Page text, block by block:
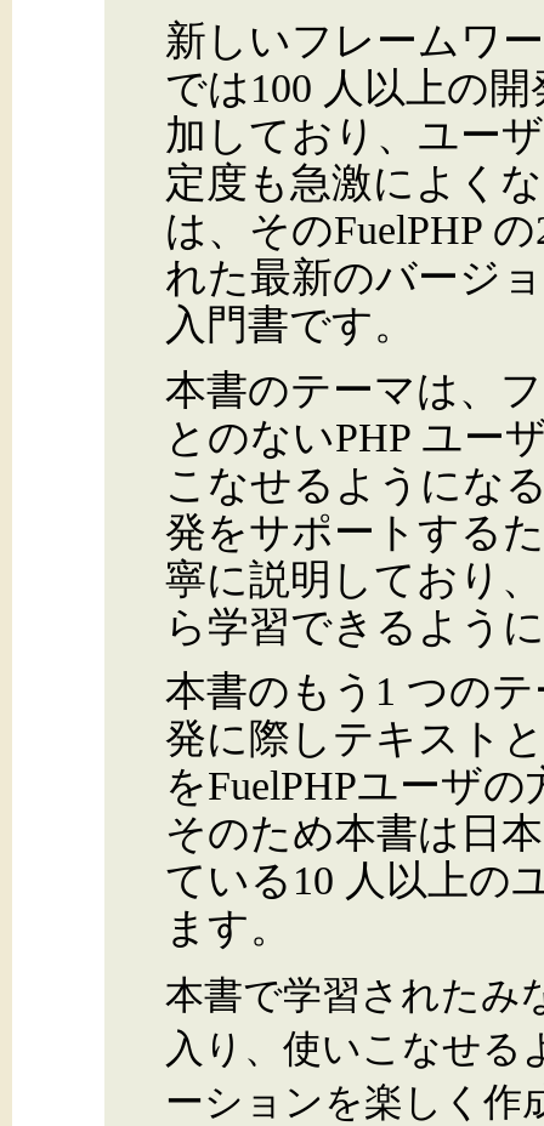
新しいフレームワ
では100 人以上の
加しており、ユー
定度も急激によく
は、そのFuelPHP
れた最新のバージ
入門書です。
本書のテーマは、
とのないPHP ユー
こなせるようにな
発をサポートする
寧に説明しており
ら学習できるよう
本書のもう1 つのテ
発に際しテキスト
をFuelPHPユーザ
そのため本書は日
ている10 人以上の
ます。
本書で学習されたみ
入り、使いこなせる
ーションを楽しく作